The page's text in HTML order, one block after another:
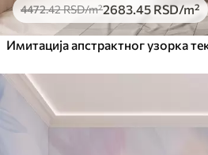
4472.42RSD/m²2683.45 RSD/m²